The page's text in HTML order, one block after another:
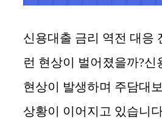
신용대출 금리 역전 대응
런 현상이 벌어졌을까?신
현상이 발생하며 주담대
상황이 이어지고 있습니